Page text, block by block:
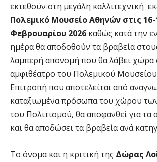
εκτεθούν στη μεγάλη καλλιτεχνική
Πολεμικό Μουσείο Αθηνών στις
Φεβρουαρίου 2026 καθώς κατά την
ημέρα θα αποδοθούν τα βραβεία
λαμπερή απονομή που θα λάβει χώρα
αμφιθέατρο του Πολεμικού
Eπιτροπή που αποτελείται από
καταξιωμένα πρόσωπα του χώρου
του Πολιτισμού, θα αποφανθεί για τα
και θα αποδώσει τα βραβεία ανά
Το όνομα και η κριτική της Δώρας